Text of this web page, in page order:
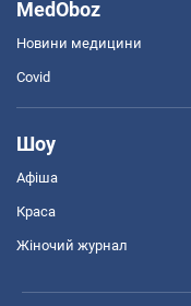
MedOboz
Новини медицини
Covid
Шоу
Афіша
Краса
Жіночий журнал